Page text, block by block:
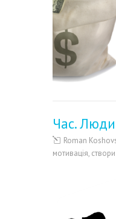
Час.
Roman
мотивація,